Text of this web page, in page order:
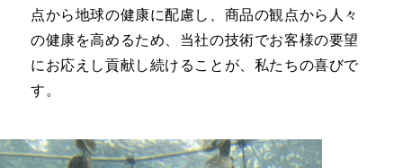
報
採
用
報
点から地球の健康に配慮し、商品の観点から人々
の健康を高めるため、当社の技術でお客様の要望
にお応えし貢献し続けることが、私たちの喜びで
す。